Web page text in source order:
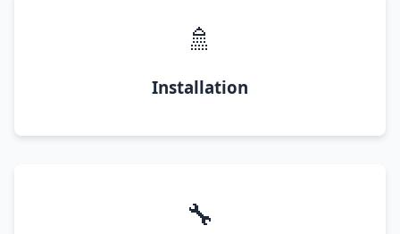
🚿
Installation
🔧